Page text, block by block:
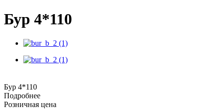
Бур 4*110
Бур 4*110
Подробнее
Розничная цена